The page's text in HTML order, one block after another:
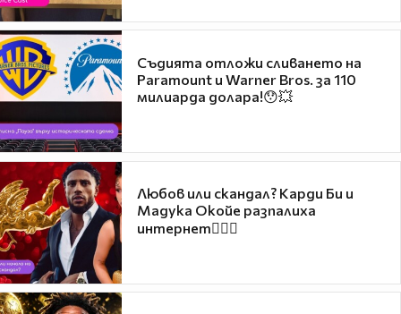
Съдията отложи сливането на
Paramount и Warner Bros. за 110
милиарда долара!😯💥
Любов или скандал? Карди Би и
Мадука Окойе разпалиха
интернет❤️‍🔥🔥